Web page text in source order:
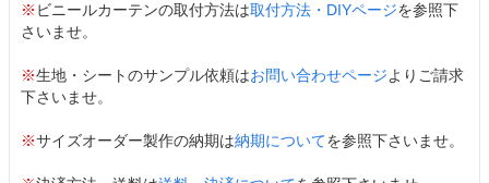
※ ビニールカーテンの取付方法は取付方法・DIYページを参照下
さいませ。
※生地・シートのサンプル依頼はお問い合わせページよりご請求
下さいませ。
※サイズオーダー製作の納期は納期についてを参照下さいませ。